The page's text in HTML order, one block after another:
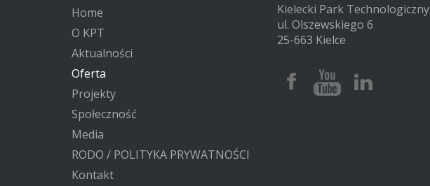
Home
O KPT
Aktualności
Oferta
Projekty
Społeczność
Media
RODO / POLITYKA PRYWATNOŚCI
Kontakt
Kielecki Park Technologiczny
ul. Olszewskiego 6
25-663 Kielce
Facebook
Kieleckiego
Youtube
Kieleckiego
Linkedin
Kieleckiego